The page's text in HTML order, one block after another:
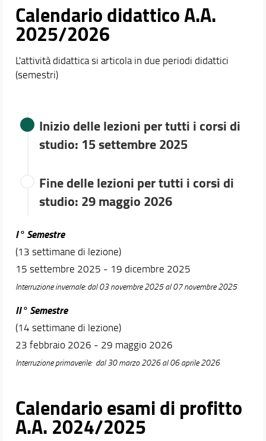
Orario delle lezioni
Calendario Lauree
Calendario didattico A.A.
2025/2026
L'attività didattica si articola in due periodi didattici
(semestri)
Inizio delle lezioni per tutti i corsi di
studio: 15 settembre 2025
Fine delle lezioni per tutti i corsi di
studio: 29 maggio 2026
I° Semestre
(13 settimane di lezione)
15 settembre 2025 - 19 dicembre 2025
Interruzione invernale: dal 03 novembre 2025 al 07 novembre 2025
II° Semestre
(14 settimane di lezione)
23 febbraio 2026 - 29 maggio 2026
Interruzione primaverile: dal 30 marzo 2026 al 06 aprile 2026
Calendario esami di profitto
A.A. 2024/2025